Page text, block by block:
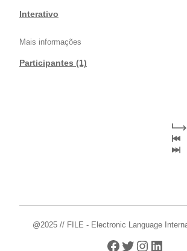
Interativo
Mais informações
Participantes (1)
@2025 // FILE - Electronic Language
Facebook
Twitter